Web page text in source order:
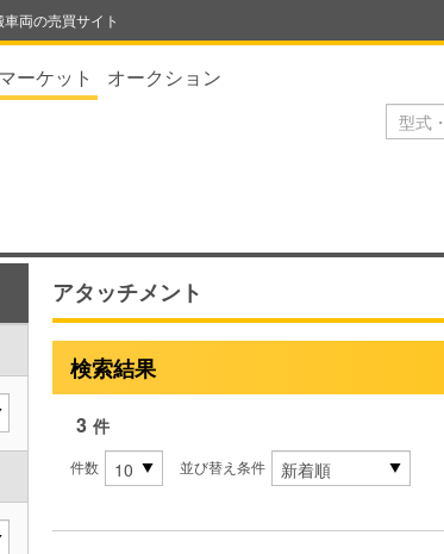
両の売買サイト
マーケット オークション
アタッチメント
検索結果
3 件
件数 並び替え条件